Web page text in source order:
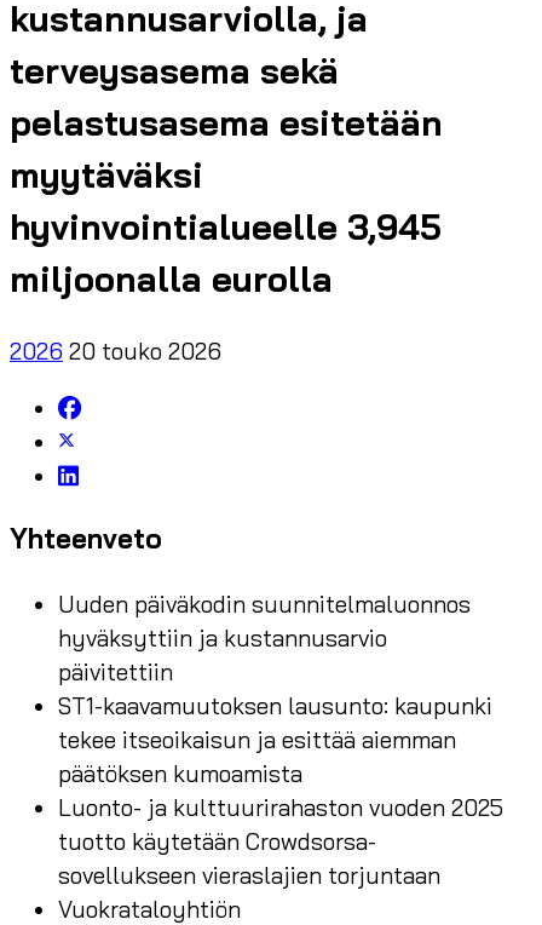
kustannusarviolla, ja
terveysasema sekä
pelastusasema esitetään
myytäväksi
hyvinvointialueelle 3,945
miljoonalla eurolla
2026 20 touko 2026
Yhteenveto
Uuden päiväkodin suunnitelmaluonnos
hyväksyttiin ja kustannusarvio
päivitettiin
ST1-kaavamuutoksen lausunto: kaupunki
tekee itseoikaisun ja esittää aiemman
päätöksen kumoamista
Luonto- ja kulttuurirahaston vuoden 2025
tuotto käytetään Crowdsorsa-
sovellukseen vieraslajien torjuntaan
Vuokrataloyhtiön